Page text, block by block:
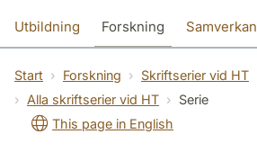
Utbildning Forskning Samverkan
Start Forskning
Skriftserier vid HT
Alla skriftserier vid HT
Serie
This page in English